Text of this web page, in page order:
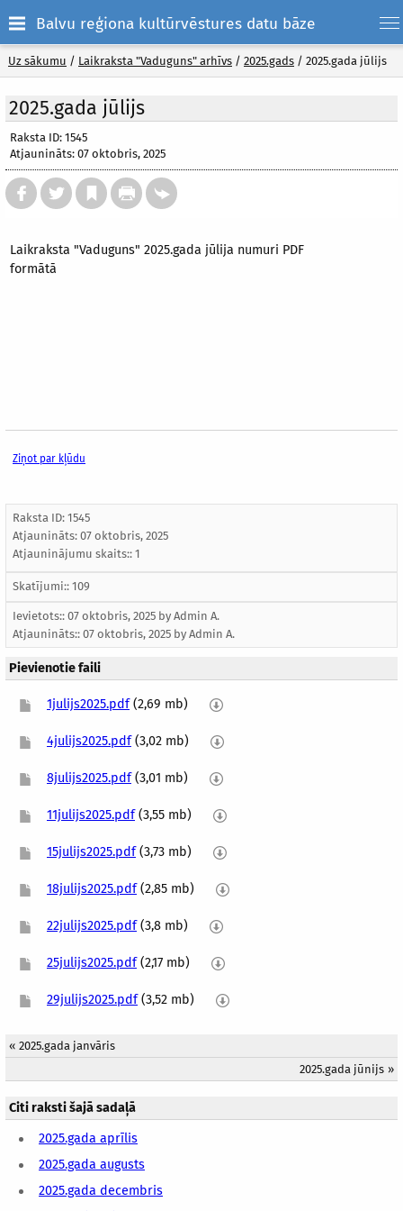
Balvu reģiona kultūrvēstures datu bāze
Uz sākumu / Laikraksta "Vaduguns" arhīvs / 2025.gads / 2025.gada jūlijs
2025.gada jūlijs
Raksta ID: 1545
Atjaunināts: 07 oktobris, 2025
Laikraksta "Vaduguns" 2025.gada jūlija numuri PDF
formātā
Ziņot par kļūdu
Raksta ID: 1545
Atjaunināts: 07 oktobris, 2025
Atjauninājumu skaits:: 1
Skatījumi:: 109
Ievietots:: 07 oktobris, 2025 by Admin A.
Atjaunināts:: 07 oktobris, 2025 by Admin A.
Pievienotie faili
1julijs2025.pdf(2,69 mb)
4julijs2025.pdf(3,02 mb)
8julijs2025.pdf(3,01 mb)
11julijs2025.pdf(3,55 mb)
15julijs2025.pdf(3,73 mb)
18julijs2025.pdf(2,85 mb)
22julijs2025.pdf(3,8 mb)
25julijs2025.pdf(2,17 mb)
29julijs2025.pdf(3,52 mb)
« 2025.gada janvāris
2025.gada jūnijs »
Citi raksti šajā sadaļā
2025.gada aprīlis
2025.gada augusts
2025.gada decembris